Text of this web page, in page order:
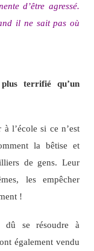
d’être agressé.
il ne sait pas où
terrifié qu’un
l’école si ce n’est
la bêtise et
de gens. Leur
les empêcher
!
dû se résoudre à
également vendu